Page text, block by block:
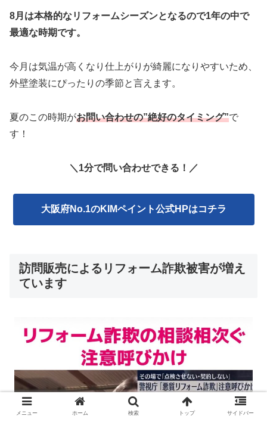
8月は本格的なリフォームシーズンとなるので1年の中で
最適な時期です。
今月は気温が高くなり仕上がりが綺麗になりやすいため、
外壁塗装にぴったりの季節と言えます。
夏のこの時期がお問い合わせの”絶好のタイミング”で
す！
＼1分で問い合わせできる！／
大阪府No.1のKIMペイント公式HPはコチラ
訪問販売によるリフォーム詐欺被害が増え
ています
メニュー ホーム 検索 トップ サイドバー